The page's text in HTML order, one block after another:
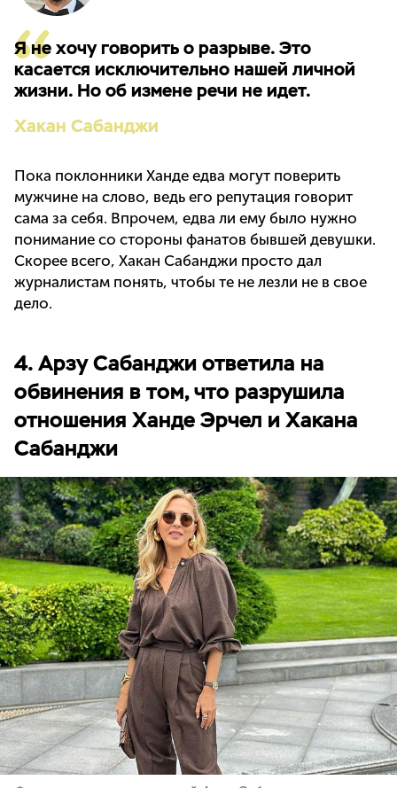
Я не хочу говорить о разрыве. Это
касается исключительно нашей личной
жизни. Но об измене речи не идет.
Хакан Сабанджи
Пока поклонники Ханде едва могут поверить
мужчине на слово, ведь его репутация говорит
сама за себя. Впрочем, едва ли ему было нужно
понимание со стороны фанатов бывшей девушки.
Скорее всего, Хакан Сабанджи просто дал
журналистам понять, чтобы те не лезли не в свое
дело.
4. Арзу Сабанджи ответила на
обвинения в том, что разрушила
отношения Ханде Эрчел и Хакана
Сабанджи